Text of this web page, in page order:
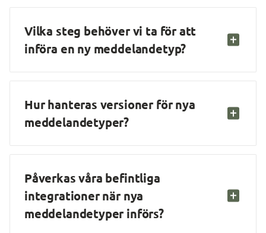
Vilka steg behöver vi ta för att
införa en ny meddelandetyp?
Hur hanteras versioner för nya
meddelandetyper?
Påverkas våra befintliga
integrationer när nya
meddelandetyper införs?